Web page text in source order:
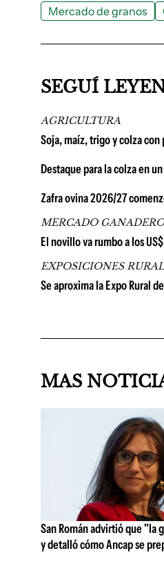
Mercado de granos
SEGUÍ
AGRICULTURA
Soja, maíz, trigo y colza
Destaque para la colza en
Zafra ovina 2026/27
MERCADO GANADERO
El novillo va rumbo a los
EXPOSICIONES
Se aproxima la Expo Rural
MAS
San Román advirtió que "la
y detalló cómo Ancap se